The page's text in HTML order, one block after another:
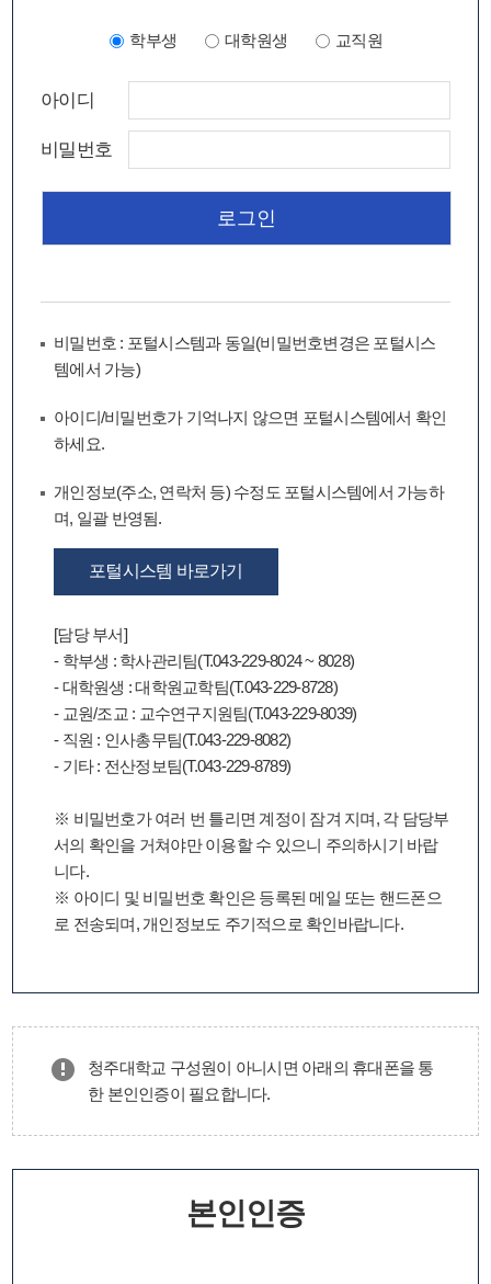
학부생 대학원생 교직원
아이디
비밀번호
비밀번호 : 포털시스템과 동일(비밀번호변경은 포털시스
템에서 가능)
아이디/비밀번호가 기억나지 않으면 포털시스템에서 확인
하세요.
개인정보(주소, 연락처 등) 수정도 포털시스템에서 가능하
며, 일괄 반영됨.
포털시스템 바로가기
[담당 부서]
- 학부생 : 학사관리팀(T.043-229-8024 ~ 8028)
- 대학원생 : 대학원교학팀(T.043-229-8728)
- 교원/조교 : 교수연구지원팀(T.043-229-8039)
- 직원 : 인사총무팀(T.043-229-8082)
- 기타 : 전산정보팀(T.043-229-8789)
※ 비밀번호가 여러 번 틀리면 계정이 잠겨 지며, 각 담당부
서의 확인을 거쳐야만 이용할 수 있으니 주의하시기 바랍
니다.
※ 아이디 및 비밀번호 확인은 등록된 메일 또는 핸드폰으
로 전송되며, 개인정보도 주기적으로 확인바랍니다.
청주대학교 구성원이 아니시면 아래의 휴대폰을 통
한 본인인증이 필요합니다.
본인인증